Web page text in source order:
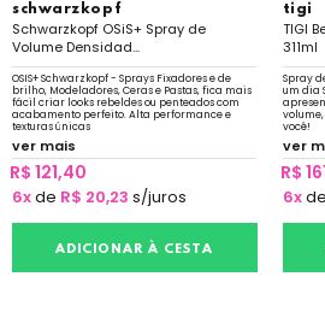
schwarzkopf
Schwarzkopf OSiS+ Spray de
Volume Densidad...
OSIS+ Schwarzkopf - Sprays Fixadores e de
brilho, Modeladores, Ceras e Pastas, fica mais
fácil criar looks rebeldes ou penteados com
acabamento perfeito. Alta performance e
texturas únicas
ver mais
R$ 121,40
6xde R$ 20,23 s/juros
ADICIONAR À CESTA
tigi
TIGI
311ml
Spray
um dia
você!
ver
R$
6xde